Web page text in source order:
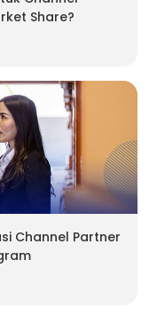
Share?
Channel Partner